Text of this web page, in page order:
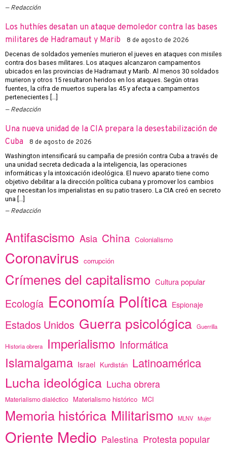
Redacción
Los huthíes desatan un ataque demoledor contra las bases
militares de Hadramaut y Marib
8 de agosto de 2026
Decenas de soldados yemeníes murieron el jueves en ataques con misiles
contra dos bases militares. Los ataques alcanzaron campamentos
ubicados en las provincias de Hadramaut y Marib. Al menos 30 soldados
murieron y otros 15 resultaron heridos en los ataques. Según otras
fuentes, la cifra de muertos supera las 45 y afecta a campamentos
pertenecientes […]
Redacción
Una nueva unidad de la CIA prepara la desestabilización de
Cuba
8 de agosto de 2026
Washington intensificará su campaña de presión contra Cuba a través de
una unidad secreta dedicada a la inteligencia, las operaciones
informáticas y la intoxicación ideológica. El nuevo aparato tiene como
objetivo debilitar a la dirección política cubana y promover los cambios
que necesitan los imperialistas en su patio trasero. La CIA creó en secreto
una […]
Redacción
Antifascismo Asia China Colonialismo
Coronavirus corrupción
Crímenes del capitalismo Cultura popular
Ecología Economía Política Espionaje
Estados Unidos Guerra psicológica Guerrilla
Historia obrera Imperialismo Informática
Islamalgama Israel Kurdistán Latinoamérica
Lucha ideológica Lucha obrera
Materialismo dialéctico Materialismo histórico MCI
Memoria histórica Militarismo MLNV Mujer
Oriente Medio Palestina Protesta popular